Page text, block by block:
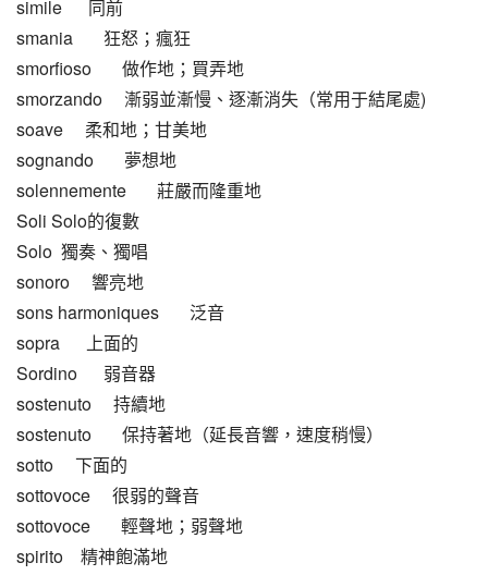
simile      同前
smania       狂怒；瘋狂
smorfioso       做作地；買弄地
smorzando     漸弱並漸慢、逐漸消失（常用于結尾處)
soave     柔和地；甘美地
sognando       夢想地
solennemente       莊嚴而隆重地
Soli Solo的復數
Solo  獨奏、獨唱
sonoro     響亮地
sons harmoniques       泛音
sopra      上面的
Sordino      弱音器
sostenuto     持續地
sostenuto       保持著地（延長音響，速度稍慢）
sotto     下面的
sottovoce     很弱的聲音
sottovoce       輕聲地；弱聲地
spirito    精神飽滿地